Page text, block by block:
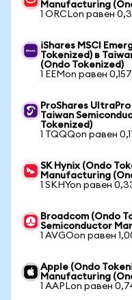
Manufacturing
1 ORCLon равен
iShares MSCI
Tokenized) в
(Ondo Tokenized)
1 EEMon равен
ProShares
Taiwan
Tokenized)
1 TQQQon равен
SK Hynix (Ondo
Manufacturing
1 SKHYon равен
Broadcom (Ondo
Semiconductor
1 AVGOon равен
Apple (Ondo
Manufacturing
1 AAPLon равен